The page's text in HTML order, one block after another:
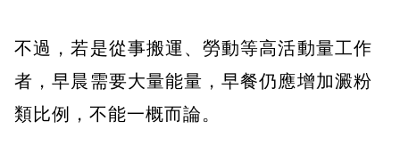
不過，若是從事搬運、勞動等高活動量工作
者，早晨需要大量能量，早餐仍應增加澱粉
類比例，不能一概而論。